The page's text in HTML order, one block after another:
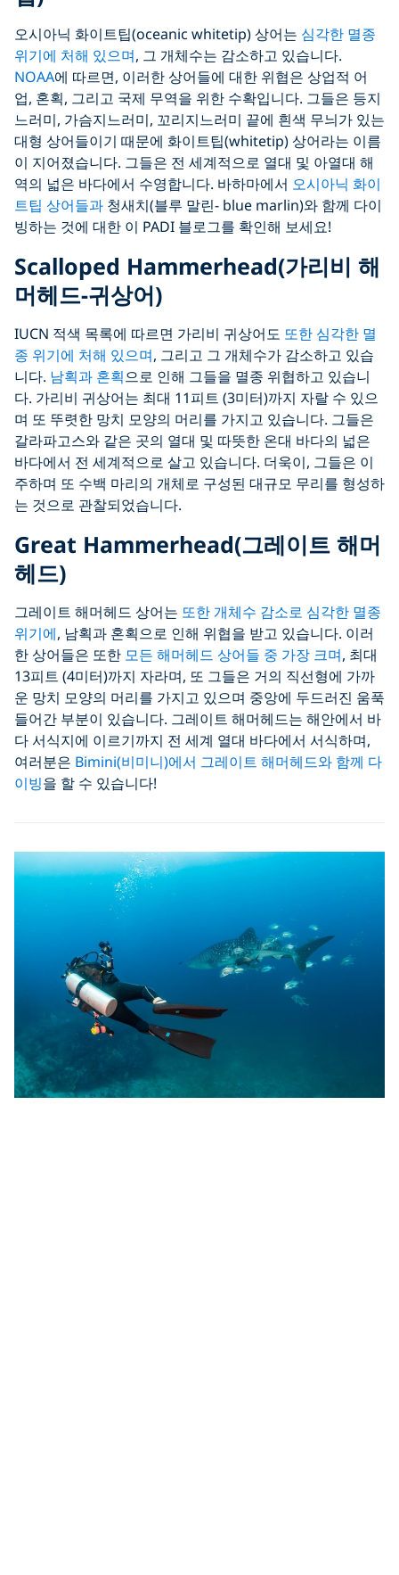
오시아닉 화이트팁(oceanic whitetip) 상어는 심각한 멸종
위기에 처해 있으며, 그 개체수는 감소하고 있습니다.
NOAA에 따르면, 이러한 상어들에 대한 위협은 상업적 어
업, 혼획, 그리고 국제 무역을 위한 수확입니다. 그들은 등지
느러미, 가슴지느러미, 꼬리지느러미 끝에 흰색 무늬가 있는
대형 상어들이기 때문에 화이트팁(whitetip) 상어라는 이름
이 지어졌습니다. 그들은 전 세계적으로 열대 및 아열대 해
역의 넓은 바다에서 수영합니다. 바하마에서 오시아닉 화이
트팁 상어들과 청새치(블루 말린- blue marlin)와 함께 다이
빙하는 것에 대한 이 PADI 블로그를 확인해 보세요!
Scalloped Hammerhead(가리비 해
머헤드-귀상어)
IUCN 적색 목록에 따르면 가리비 귀상어도 또한 심각한 멸
종 위기에 처해 있으며, 그리고 그 개체수가 감소하고 있습
니다. 남획과 혼획으로 인해 그들을 멸종 위협하고 있습니
다. 가리비 귀상어는 최대 11피트 (3미터)까지 자랄 수 있으
며 또 뚜렷한 망치 모양의 머리를 가지고 있습니다. 그들은
갈라파고스와 같은 곳의 열대 및 따뜻한 온대 바다의 넓은
바다에서 전 세계적으로 살고 있습니다. 더욱이, 그들은 이
주하며 또 수백 마리의 개체로 구성된 대규모 무리를 형성하
는 것으로 관찰되었습니다.
Great Hammerhead(그레이트 해머
헤드)
그레이트 해머헤드 상어는 또한 개체수 감소로 심각한 멸종
위기에, 남획과 혼획으로 인해 위협을 받고 있습니다. 이러
한 상어들은 또한 모든 해머헤드 상어들 중 가장 크며, 최대
13피트 (4미터)까지 자라며, 또 그들은 거의 직선형에 가까
운 망치 모양의 머리를 가지고 있으며 중앙에 두드러진 움푹
들어간 부분이 있습니다. 그레이트 해머헤드는 해안에서 바
다 서식지에 이르기까지 전 세계 열대 바다에서 서식하며,
여러분은 Bimini(비미니)에서 그레이트 해머헤드와 함께 다
이빙을 할 수 있습니다!